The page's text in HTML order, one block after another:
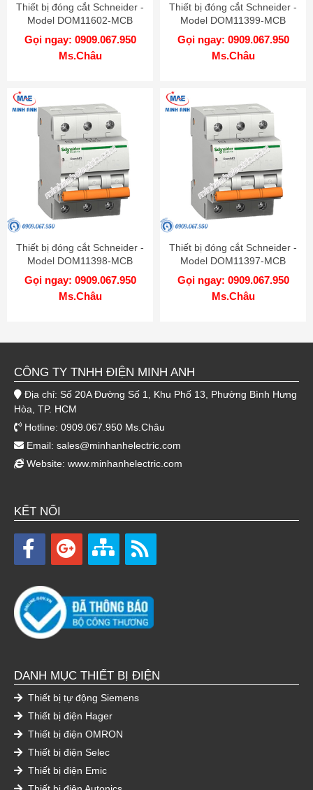
Thiết bị đóng cắt Schneider -
Model DOM11602-MCB
Gọi ngay: 0909.067.950
Ms.Châu
Thiết bị đóng cắt Schneider -
Model DOM11399-MCB
Gọi ngay: 0909.067.950
Ms.Châu
Thiết bị đóng cắt Schneider -
Model DOM11398-MCB
Gọi ngay: 0909.067.950
Ms.Châu
Thiết bị đóng cắt Schneider -
Model DOM11397-MCB
Gọi ngay: 0909.067.950
Ms.Châu
CÔNG TY TNHH ĐIỆN MINH ANH
Địa chỉ: Số 20A Đường Số 1, Khu Phố 13, Phường Bình Hưng
Hòa, TP. HCM
Hotline: 0909.067.950 Ms.Châu
Email: sales@minhanhelectric.com
Website: www.minhanhelectric.com
KẾT NỐI
DANH MỤC THIẾT BỊ ĐIỆN
Thiết bị tự động Siemens
Thiết bị điện Hager
Thiết bị điện OMRON
Thiết bị điện Selec
Thiết bị điện Emic